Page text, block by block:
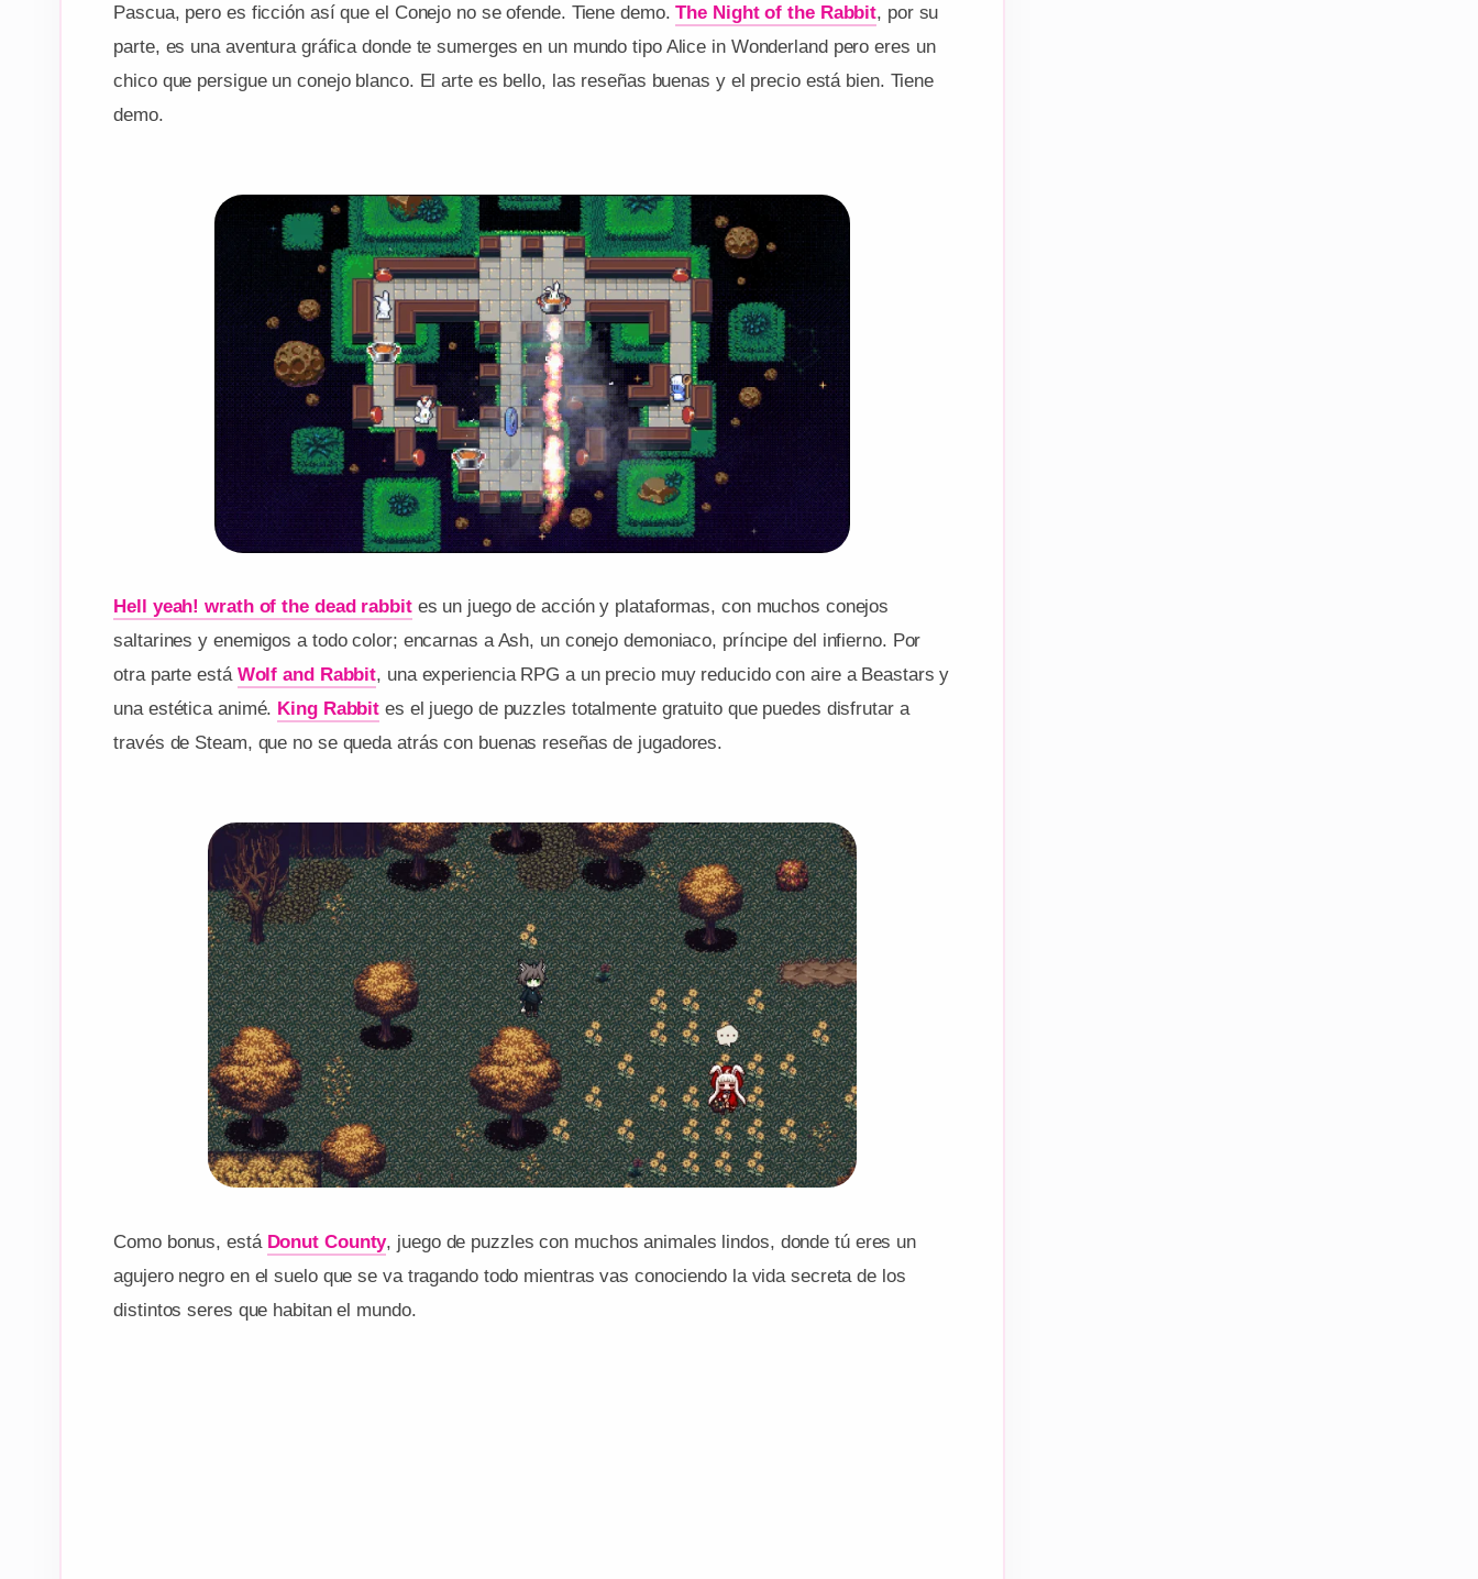
Pascua, pero es ficción así que el Conejo no se ofende. Tiene demo.The Night of the Rabbit, por su
parte, es una aventura gráfica donde te sumerges en un mundo tipo Alice in Wonderland pero eres un
chico que persigue un conejo blanco. El arte es bello, las reseñas buenas y el precio está bien. Tiene
demo.
Hell yeah! wrath of the dead rabbites un juego de acción y plataformas, con muchos conejos
saltarines y enemigos a todo color; encarnas a Ash, un conejo demoniaco, príncipe del infierno. Por
otra parte está Wolf and Rabbit, una experiencia RPG a un precio muy reducido con aire a Beastars y
una estética animé. King Rabbit es el juego de puzzles totalmente gratuito que puedes disfrutar a
través de Steam, que no se queda atrás con buenas reseñas de jugadores.
Como bonus, está Donut County, juego de puzzles con muchos animales lindos, donde tú eres un
agujero negro en el suelo que se va tragando todo mientras vas conociendo la vida secreta de los
distintos seres que habitan el mundo.